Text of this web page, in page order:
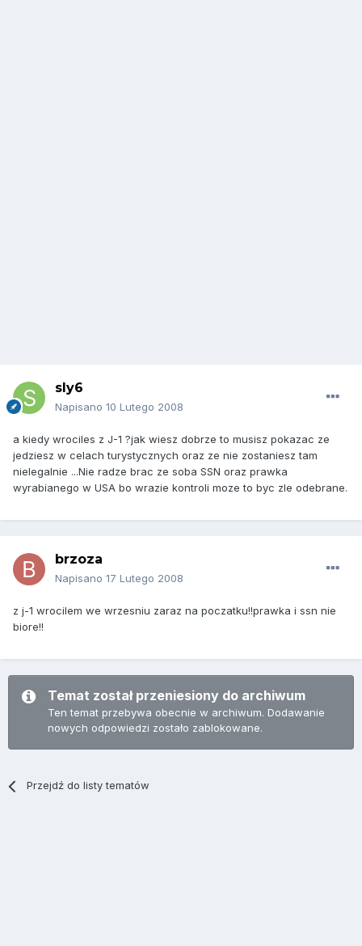
sly6
Napisano 10 Lutego 2008
a kiedy wrociles z J-1 ?jak wiesz dobrze to musisz pokazac ze
jedziesz w celach turystycznych oraz ze nie zostaniesz tam
nielegalnie ...Nie radze brac ze soba SSN oraz prawka
wyrabianego w USA bo wrazie kontroli moze to byc zle odebrane.
brzoza
Napisano 17 Lutego 2008
z j-1 wrocilem we wrzesniu zaraz na poczatku!!prawka i ssn nie
biore!!
Temat został przeniesiony do archiwum
Ten temat przebywa obecnie w archiwum. Dodawanie
nowych odpowiedzi zostało zablokowane.
Przejdź do listy tematów